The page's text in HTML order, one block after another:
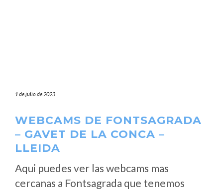
1 de julio de 2023
WEBCAMS DE FONTSAGRADA
– GAVET DE LA CONCA –
LLEIDA
Aqui puedes ver las webcams mas
cercanas a Fontsagrada que tenemos